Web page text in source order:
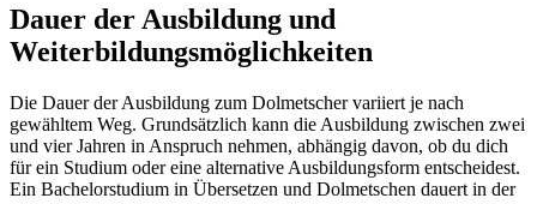
Dauer der Ausbildung und
Weiterbildungsmöglichkeiten
Die Dauer der Ausbildung zum Dolmetscher variiert je nach
gewähltem Weg. Grundsätzlich kann die Ausbildung zwischen zwei
und vier Jahren in Anspruch nehmen, abhängig davon, ob du dich
für ein Studium oder eine alternative Ausbildungsform entscheidest.
Ein Bachelorstudium in Übersetzen und Dolmetschen dauert in der